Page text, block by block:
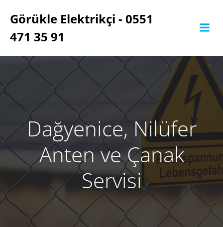
geç
Görükle Elektrikçi - 0551
471 35 91
Dağyenice, Nilüfer
Anten ve Çanak
Servisi